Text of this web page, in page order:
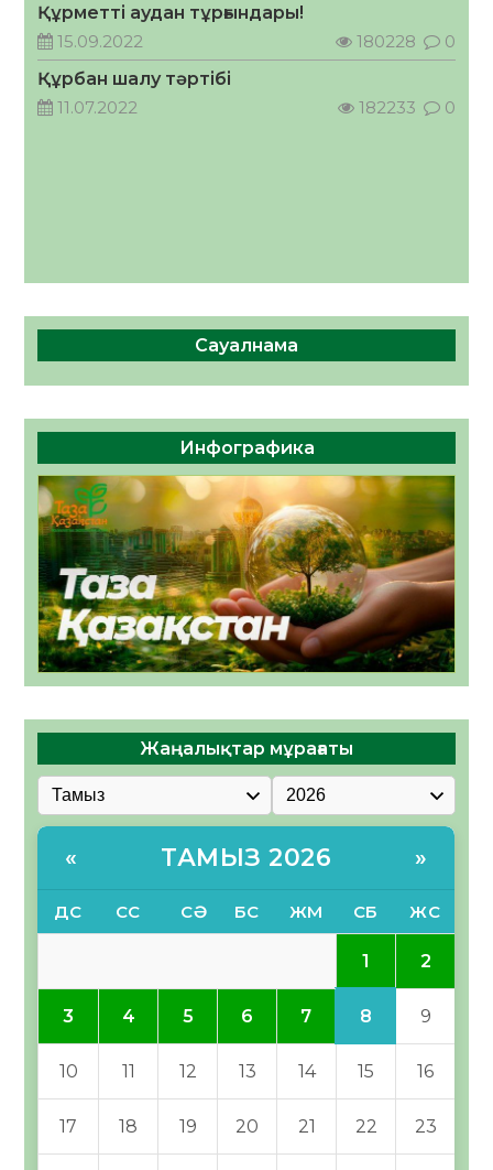
Руслан Рүстемұлы облыс әкімінің
кеңесшісі болып тағайындалды
05.08.2026
41 0
Құрметті аудан тұрғындары!
15.09.2022
180228
0
Құрбан шалу тәртібі
11.07.2022
182233 0
Сауалнама
Инфографика
Жаңалықтар мұрағаты
« ТАМЫЗ 2026 »
ДС СС СӘ БС ЖМ СБ ЖС
1 2
3 4 5 6 7 8 9
10 11 12 13 14 15 16
17 18 19 20 21 22 23